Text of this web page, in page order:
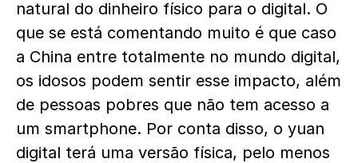
natural do dinheiro físico para o digital. O
que se está comentando muito é que caso
a China entre totalmente no mundo digital,
os idosos podem sentir esse impacto, além
de pessoas pobres que não tem acesso a
um smartphone. Por conta disso, o yuan
digital terá uma versão física, pelo menos